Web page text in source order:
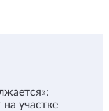
участке